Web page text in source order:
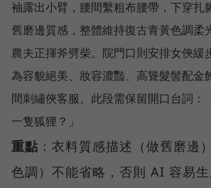
袖露出小臂，腰間繫粗布腰帶，下穿扎
舊磨邊質感，整體維持復古青黃色調柔
農夫正揮斧劈柴。院門口則安排女俠緩
為容貌絕美、妝容濃豔、高聳髮髻配金
間刺繡俠客服。此段需保留開口台詞：
重點 ：衣料質感描述（做舊磨邊
色調）不能省略，否則 AI 容易